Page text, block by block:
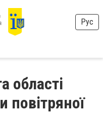
Рус
області
повітряної